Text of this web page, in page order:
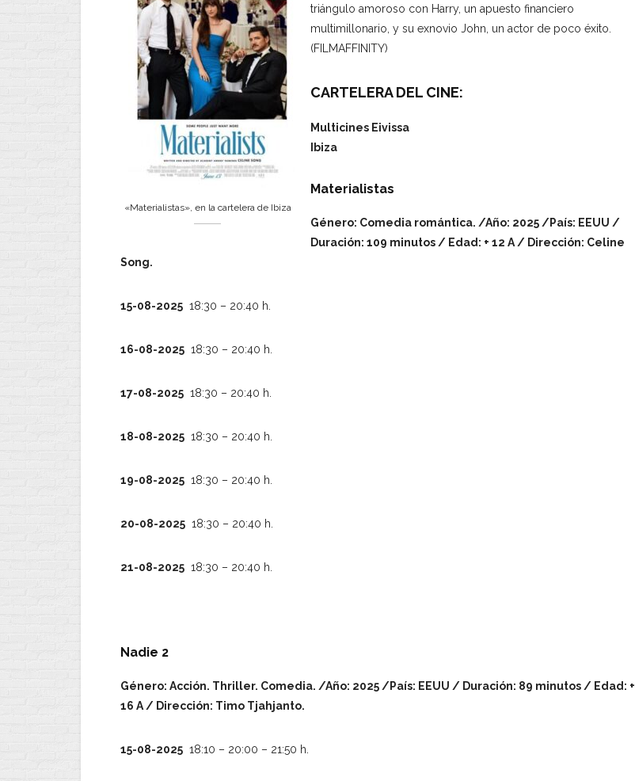
«Materialistas», en la cartelera de Ibiza
triángulo amoroso con Harry, un apuesto financiero
multimillonario, y su exnovio John, un actor de poco éxito.
(FILMAFFINITY)
CARTELERA DEL CINE:
Multicines Eivissa
Ibiza
Materialistas
Género: Comedia romántica. /Año: 2025 /País: EEUU /
Duración: 109 minutos / Edad: + 12 A / Dirección: Celine
Song.
15-08-2025 18:30 – 20:40 h.
16-08-2025 18:30 – 20:40 h.
17-08-2025 18:30 – 20:40 h.
18-08-2025 18:30 – 20:40 h.
19-08-2025 18:30 – 20:40 h.
20-08-2025 18:30 – 20:40 h.
21-08-2025 18:30 – 20:40 h.
Nadie 2
Género: Acción. Thriller. Comedia. /Año: 2025 /País: EEUU / Duración: 89 minutos / Edad: +
16 A / Dirección: Timo Tjahjanto.
15-08-2025 18:10 – 20:00 – 21:50 h.